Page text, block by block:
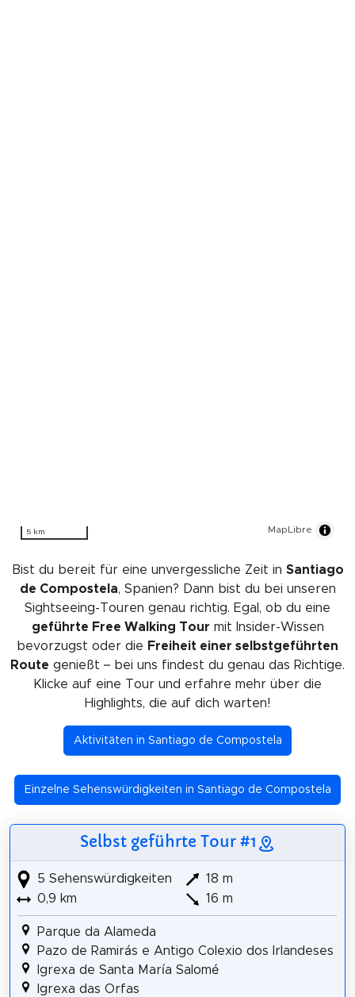
5 km MapLibre
Bist du bereit für eine unvergessliche Zeit in Santiago
de Compostela, Spanien? Dann bist du bei unseren
Sightseeing-Touren genau richtig. Egal, ob du eine
geführte Free Walking Tour mit Insider-Wissen
bevorzugst oder die Freiheit einer selbstgeführten
Route genießt – bei uns findest du genau das Richtige.
Klicke auf eine Tour und erfahre mehr über die
Highlights, die auf dich warten!
Aktivitäten in Santiago de Compostela
Einzelne Sehenswürdigkeiten in Santiago de Compostela
Selbst geführte Tour #1
5 Sehenswürdigkeiten
0,9 km
18 m
16 m
Parque da Alameda
Pazo de Ramirás e Antigo Colexio dos Irlandeses
Igrexa de Santa María Salomé
Igrexa das Orfas